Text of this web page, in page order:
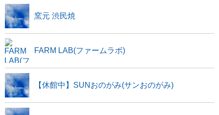
窯元 渋民焼
FARM LAB(ファームラボ)
【休館中】SUNおのがみ(サンおのがみ)